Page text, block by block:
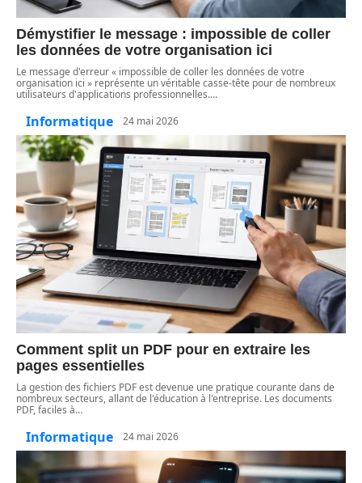
Démystifier le message : impossible de coller
les données de votre organisation ici
Le message d'erreur « impossible de coller les données de votre
organisation ici » représente un véritable casse-tête pour de nombreux
utilisateurs d'applications professionnelles.…
Informatique 24 mai 2026
Comment split un PDF pour en extraire les
pages essentielles
La gestion des fichiers PDF est devenue une pratique courante dans de
nombreux secteurs, allant de l'éducation à l'entreprise. Les documents
PDF, faciles à…
Informatique 24 mai 2026